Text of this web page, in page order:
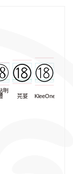
明
芫荽 KleeOne